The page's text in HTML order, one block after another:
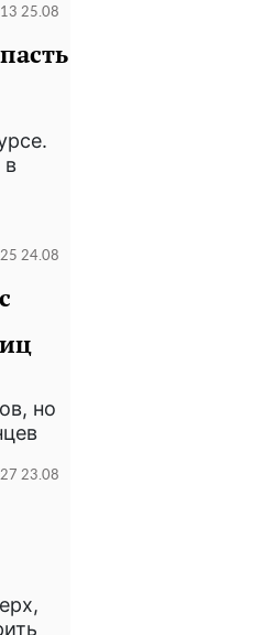
25.08
в
24.08
но
23.08